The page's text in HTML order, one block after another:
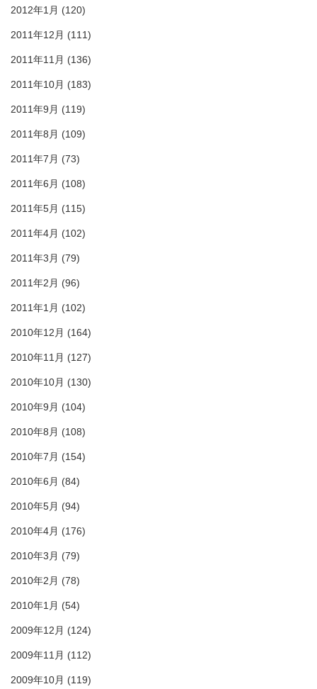
2012年1月 (120)
2011年12月 (111)
2011年11月 (136)
2011年10月 (183)
2011年9月 (119)
2011年8月 (109)
2011年7月 (73)
2011年6月 (108)
2011年5月 (115)
2011年4月 (102)
2011年3月 (79)
2011年2月 (96)
2011年1月 (102)
2010年12月 (164)
2010年11月 (127)
2010年10月 (130)
2010年9月 (104)
2010年8月 (108)
2010年7月 (154)
2010年6月 (84)
2010年5月 (94)
2010年4月 (176)
2010年3月 (79)
2010年2月 (78)
2010年1月 (54)
2009年12月 (124)
2009年11月 (112)
2009年10月 (119)